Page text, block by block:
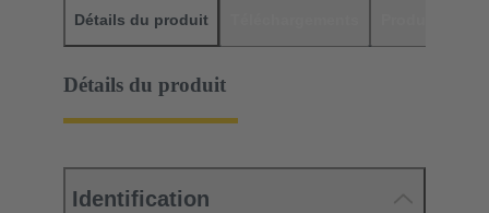
Détails du produit
Détails du produit
Identification